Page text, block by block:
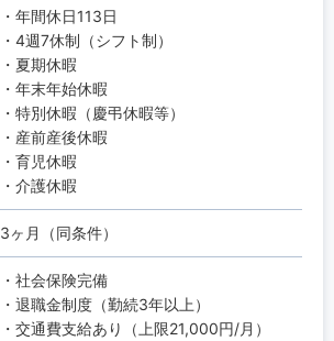
・年間休日113日
・4週7休制（シフト制）
・夏期休暇
・年末年始休暇
・特別休暇（慶弔休暇等）
・産前産後休暇
・育児休暇
・介護休暇
3ヶ月（同条件）
・社会保険完備
・退職金制度（勤続3年以上）
・交通費支給あり（上限21,000円/月）